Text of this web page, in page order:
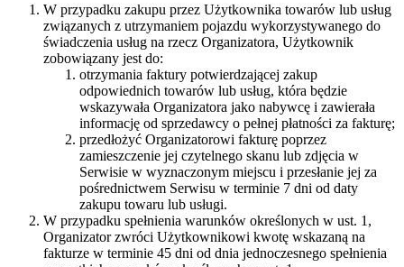
W przypadku zakupu przez Użytkownika towarów lub usług
związanych z utrzymaniem pojazdu wykorzystywanego do
świadczenia usług na rzecz Organizatora, Użytkownik
zobowiązany jest do:
otrzymania faktury potwierdzającej zakup
odpowiednich towarów lub usług, która będzie
wskazywała Organizatora jako nabywcę i zawierała
informację od sprzedawcy o pełnej płatności za fakturę;
przedłożyć Organizatorowi fakturę poprzez
zamieszczenie jej czytelnego skanu lub zdjęcia w
Serwisie w wyznaczonym miejscu i przesłanie jej za
pośrednictwem Serwisu w terminie 7 dni od daty
zakupu towaru lub usługi.
W przypadku spełnienia warunków określonych w ust. 1,
Organizator zwróci Użytkownikowi kwotę wskazaną na
fakturze w terminie 45 dni od dnia jednoczesnego spełnienia